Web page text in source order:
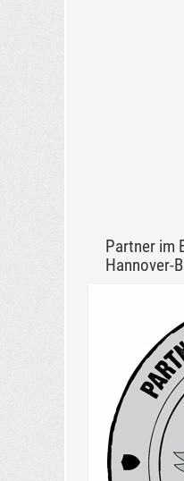
Partner im
Hannover-